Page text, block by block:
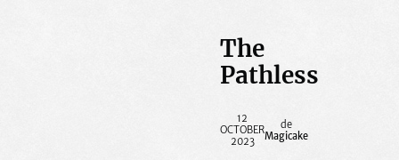
The
Pathless
12
OCTOBER
2023
Magicake